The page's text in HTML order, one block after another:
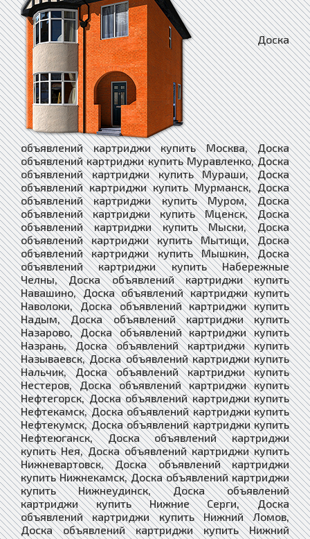
Доска объявлений картриджи купить Москва, Доска объявлений картриджи купить Муравленко, Доска объявлений картриджи купить Мураши, Доска объявлений картриджи купить Мурманск, Доска объявлений картриджи купить Муром, Доска объявлений картриджи купить Мценск, Доска объявлений картриджи купить Мыски, Доска объявлений картриджи купить Мытищи, Доска объявлений картриджи купить Мышкин, Доска объявлений картриджи купить Набережные Челны, Доска объявлений картриджи купить Навашино, Доска объявлений картриджи купить Наволоки, Доска объявлений картриджи купить Надым, Доска объявлений картриджи купить Назарово, Доска объявлений картриджи купить Назрань, Доска объявлений картриджи купить Называевск, Доска объявлений картриджи купить Нальчик, Доска объявлений картриджи купить Нестеров, Доска объявлений картриджи купить Нефтегорск, Доска объявлений картриджи купить Нефтекамск, Доска объявлений картриджи купить Нефтекумск, Доска объявлений картриджи купить Нефтеюганск, Доска объявлений картриджи купить Нея, Доска объявлений картриджи купить Нижневартовск, Доска объявлений картриджи купить Нижнекамск, Доска объявлений картриджи купить Нижнеудинск, Доска объявлений картриджи купить Нижние Серги, Доска объявлений картриджи купить Нижний Ломов, Доска объявлений картриджи купить Нижний Новгород, Доска объявлений картриджи купить Новокубанск, Доска объявлений картриджи купить Новокузнецк, Доска объявлений картриджи купить Новокуйбышевск, Доска объявлений картриджи купить Новомичуринск, Доска объявлений картриджи купить Новомосковск, Доска объявлений картриджи купить Новопавловск, Доска объявлений картриджи купить Новоржев, Доска объявлений картриджи купить Новороссийск, Доска объявлений картриджи купить Новосибирск, Доска объявлений картриджи купить Новосиль, Доска объявлений картриджи купить Новосокольники, Доска объявлений картриджи купить Новотроицк, Доска объявлений картриджи купить Новоузенск, Доска объявлений картриджи купить Новоульяновск, Доска объявлений картриджи купить Нюрба, Доска объявлений картриджи купить Нягань, Доска объявлений картриджи купить Нязепетровск, Доска объявлений картриджи купить Няндома, Доска объявлений картриджи купить Облучье, Доска объявлений картриджи купить Обнинск, Доска объявлений картриджи купить Обоянь, Доска объявлений картриджи купить Обь, Доска объявлений картриджи купить Одинцово, Доска объявлений картриджи купить Озёрск, Доска объявлений картриджи купить Озёры, Доска объявлений картриджи купить Октябрьск, Доска объявлений картриджи купить Октябрьский, Доска объявлений картриджи купить Окуловка, Доска объявлений картриджи купить Олёкминск, Доска объявлений картриджи купить Оленегорск, Доска объявлений картриджи купить Олонец, Доска объявлений картриджи купить Омск, Доска объявлений картриджи купить Омутнинск, Доска объявлений картриджи купить Онега, Доска объявлений картриджи купить Опочка, Доска объявлений картриджи купить Орёл, Доска объявлений картриджи купить Оренбург, Доска объявлений картриджи купить Орехово-Зуево, Доска объявлений картриджи купить Орлов, Доска объявлений картриджи купить Орск, Доска объявлений картриджи купить Оса, Доска объявлений картриджи купить Осинники, Доска объявлений картриджи купить Осташков, Доска объявлений картриджи купить Остров, Доска объявлений картриджи купить Островной, Доска объявлений картриджи купить Острогожск, Доска объявлений картриджи купить Отрадное, Доска объявлений картриджи купить Отрадный, Доска объявлений картриджи купить Оха, Доска объявлений картриджи купить Оханск, Доска объявлений картриджи купить Очёр, Доска объявлений картриджи купить Павлово, Доска объявлений картриджи купить Павловск, Доска объявлений картриджи купить Павловский Посад, Доска объявлений картриджи купить Палласовка, Доска объявлений картриджи купить Партизанск, Доска объявлений картриджи купить Певек, Доска объявлений картриджи купить Пенза, Доска объявлений картриджи купить Петухово, Доска объявлений картриджи купить Петушки, Доска объявлений картриджи купить Печора, Доска объявлений картриджи купить Печоры, Доска объявлений картриджи купить Пикалёво, Доска объявлений картриджи купить Пионерский, Доска объявлений картриджи купить Питкяранта, Доска объявлений картриджи купить Плавск, Доска объявлений картриджи купить Пласт, Доска объявлений картриджи купить Плёс, Доска объявлений картриджи купить Поворино, Доска объявлений картриджи купить Подольск, Доска объявлений картриджи купить Подпорожье, Доска объявлений картриджи купить Покачи, Доска объявлений картриджи купить Покров, Доска объявлений картриджи купить Покровск, Доска объявлений картриджи купить Полевской, Доска объявлений картриджи купить Полесск, Доска объявлений картриджи купить Полысаево, Доска объявлений картриджи купить Полярные Зори, Доска объявлений картриджи купить Полярный, Доска объявлений картриджи купить Поронайск, Доска объявлений картриджи купить Порхов, Доска объявлений картриджи купить Похвистнево, Доска объявлений картриджи купить Почеп, Доска объявлений картриджи купить Починок, Доска объявлений картриджи купить Пошехонье, Доска объявлений картриджи купить Правдинск, Доска объявлений картриджи купить Приволжск, Доска объявлений картриджи купить Приморск, Доска объявлений картриджи купить Приморско-Ахтарск, Доска объявлений картриджи купить Приозерск, Доска объявлений картриджи купить Прокопьевск, Доска объявлений картриджи купить Пролетарск, Доска объявлений картриджи купить Протвино, Доска объявлений картриджи купить Прохладный, Доска объявлений картриджи купить Псков, Доска объявлений картриджи купить Пугачёв, Доска объявлений картриджи купить Пудож, Доска объявлений картриджи купить Пустошка, Доска объявлений картриджи купить Пучеж, Доска объявлений картриджи купить Пушкино, Доска объявлений картриджи купить Пущино, Доска объявлений картриджи купить Пыталово, Доска объявлений картриджи купить Пыть-Ях, Доска объявлений картриджи купить Пятигорск, Доска объявлений картриджи купить Радужный, Доска объявлений картриджи купить Райчихинск, Доска объявлений картриджи купить Раменское, Доска объявлений картриджи купить Рассказово, Доска объявлений картриджи купить Ревда, Доска объявлений картриджи купить Реж, Доска объявлений картриджи купить Реутов, Доска объявлений картриджи купить Ржев, Доска объявлений картриджи купить Родники, Доска объявлений картриджи купить Рославль, Доска объявлений картриджи купить Россошь, Доска объявлений картриджи купить Ростов, Доска объявлений картриджи купить Ростов-на-Дону, Доска объявлений картриджи купить Рошаль, Доска объявлений картриджи купить Ртищево, Доска объявлений картриджи купить Рубцовск, Доска объявлений картриджи купить Рудня, Доска объявлений картриджи купить Руза, Доска объявлений картриджи купить Рузаевка, Доска объявлений картриджи купить Рыбинск, Доска объявлений картриджи купить Рыбное, Доска объявлений картриджи купить Рыльск, Доска объявлений картриджи купить Ряжск, Доска объявлений картриджи купить Рязань, Доска объявлений картриджи купить Саки, Доска объявлений картриджи купить Салават, Доска объявлений картриджи купить Салаир, Доска объявлений картриджи купить Салехард, Доска объявлений картриджи купить Сальск, Доска объявлений картриджи купить Самара, Доска объявлений картриджи купить Санкт-Петербург, Доска объявлений картриджи купить Саранск, Доска объявлений картриджи купить Сарапул, Доска объявлений картриджи купить Саратов, Доска объявлений картриджи купить Саров, Доска объявлений картриджи купить Сасово, Доска объявлений картриджи купить Сатка, Доска объявлений картриджи купить Сафоново, Доска объявлений картриджи купить Саяногорск, Доска объявлений картриджи купить Саянск, Доска объявлений картриджи купить Светлогорск, Доска объявлений картриджи купить Светлоград, Доска объявлений картриджи купить Светлый, Доска объявлений картриджи купить Светогорск, Доска объявлений картриджи купить Свирск, Доска объявлений картриджи купить Свободный, Доска объявлений картриджи купить Себеж, Доска объявлений картриджи купить Севастополь, Доска объявлений картриджи купить Северо-Курильск, Доска объявлений картриджи купить Северобайкальск, Доска объявлений картриджи купить Северодвинск, Доска объявлений картриджи купить Североморск, Доска объявлений картриджи купить Североуральск, Доска объявлений картриджи купить Северск, Доска объявлений картриджи купить Севск, Доска объявлений картриджи купить Сегежа, Доска объявлений картриджи купить Сельцо, Доска объявлений картриджи купить Семёнов, Доска объявлений картриджи купить Семикаракорск, Доска объявлений картриджи купить Семилуки, Доска объявлений картриджи купить Сенгилей, Доска объявлений картриджи купить Серафимович, Доска объявлений картриджи купить Сергач, Доска объявлений картриджи купить Сергиев Посад, Доска объявлений картриджи купить Сердобск, Доска объявлений картриджи купить Серов, Доска объявлений картриджи купить Серпухов, Доска объявлений картриджи купить Сертолово, Доска объявлений картриджи купить Сибай, Доска объявлений картриджи купить Сим, Доска объявлений картриджи купить Симферополь, Доска объявлений картриджи купить Сковородино, Доска объявлений картриджи купить Скопин, Доска объявлений картриджи купить Славгород, Доска объявлений картриджи купить Славск, Доска объявлений картриджи купить Славянск-на-Кубани, Доска объявлений картриджи купить Сланцы, Доска объявлений картриджи купить Слободской, Доска объявлений картриджи купить Слюдянка, Доска объявлений картриджи купить Смоленск, Доска объявлений картриджи купить Снежинск, Доска объявлений картриджи купить Снежногорск, Доска объявлений картриджи купить Собинка, Доска объявлений картриджи купить Советск, Доска объявлений картриджи купить Советская Гавань, Доска объявлений картриджи купить Спас-Клепики, Доска объявлений картриджи купить Спасск, Доска объявлений картриджи купить Спасск-Дальний, Доска объявлений картриджи купить Спасск-Рязанский, Доска объявлений картриджи купить Среднеколымск, Доска объявлений картриджи купить Среднеуральск, Доска объявлений картриджи купить Сретенск, Доска объявлений картриджи купить Ста